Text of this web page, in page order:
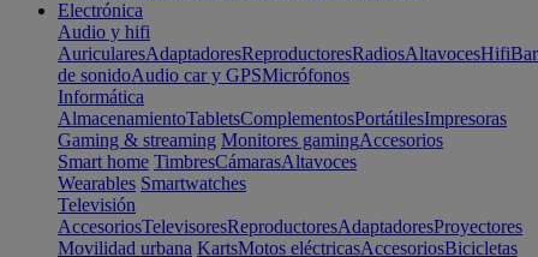
Electrónica
Audio y hifi
AuricularesAdaptadoresReproductoresRadiosAltavocesHifi
de sonidoAudio car y GPSMicrófonos
Informática
AlmacenamientoTabletsComplementosPortátilesImpresoras
Gaming & streaming Monitores gamingAccesorios
Smart home TimbresCámarasAltavoces
Wearables Smartwatches
Televisión
AccesoriosTelevisoresReproductoresAdaptadoresProyectores
Movilidad urbana KartsMotos eléctricasAccesoriosBicicletas